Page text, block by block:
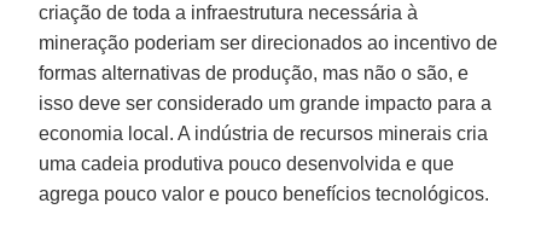
criação de toda a infraestrutura necessária à
mineração poderiam ser direcionados ao incentivo de
formas alternativas de produção, mas não o são, e
isso deve ser considerado um grande impacto para a
economia local. A indústria de recursos minerais cria
uma cadeia produtiva pouco desenvolvida e que
agrega pouco valor e pouco benefícios tecnológicos.